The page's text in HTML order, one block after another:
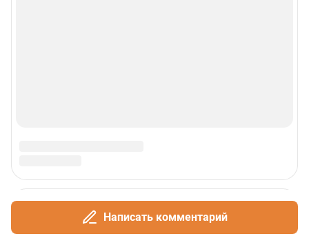
Написать комментарий